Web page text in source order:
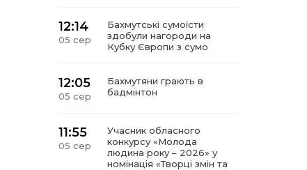
12:14
05 сер
Бахмутські сумоїсти
здобули нагороди на
Кубку Європи з сумо
12:05
05 сер
Бахмутяни грають в
бадмінтон
11:55
05 сер
Учасник обласного
конкурсу «Молода
людина року – 2026» у
номінація «Творці змін та